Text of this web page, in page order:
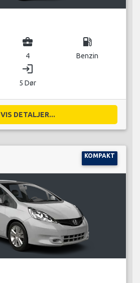
business_center
4
local_gas_station
Benzin
login
5 Dør
VIS DETALJER...
KOMPAKT